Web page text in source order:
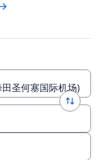
圣何塞国际机场)